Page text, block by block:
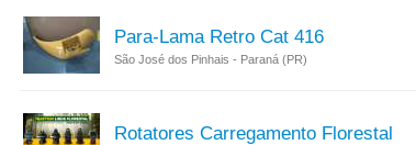
Para-Lama Retro Cat 416
São José dos Pinhais - Paraná (PR)
Rotatores Carregamento Florestal